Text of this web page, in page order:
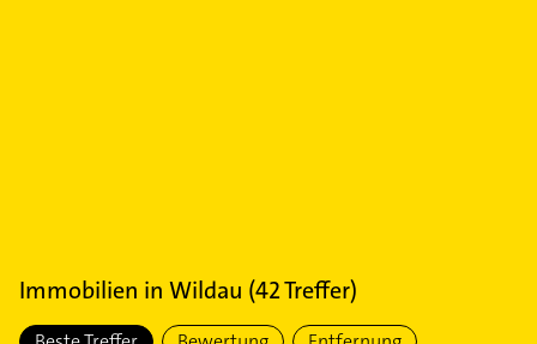
Immobilien in Wildau (42Treffer)